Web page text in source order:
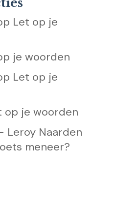
Let op je
je woorden
Let op je
op je woorden
Leroy Naarden
meneer?